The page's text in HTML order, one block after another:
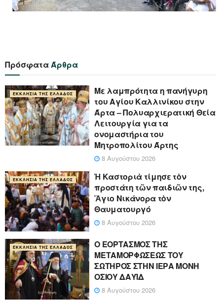
ΠρόσφαταΆρθρα
ΕΚΚΛΗΣΊΑ ΤΗΣ ΕΛΛΆΔΟΣ
Με λαμπρότητα η πανήγυρη
του Αγίου Καλλινίκου στην
Άρτα – Πολυαρχιερατική Θεία
Λειτουργία για τα
ονομαστήρια του
Μητροπολίτου Άρτης
8 Αυγούστου 2026
ΕΚΚΛΗΣΊΑ ΤΗΣ ΕΛΛΆΔΟΣ
Ἡ Καστοριὰ τίμησε τὸν
προστάτη τῶν παιδιῶν της,
Ἅγιο Νικάνορα τὸν
Θαυματουργό
8 Αυγούστου 2026
ΕΚΚΛΗΣΊΑ ΤΗΣ ΕΛΛΆΔΟΣ
Ο ΕΟΡΤΑΣΜΟΣ ΤΗΣ
ΜΕΤΑΜΟΡΦΩΣΕΩΣ ΤΟΥ
ΣΩΤΗΡΟΣ ΣΤΗΝ ΙΕΡΑ ΜΟΝΗ
ΟΣΙΟΥ ΔΑΥΪΔ
8 Αυγούστου 2026